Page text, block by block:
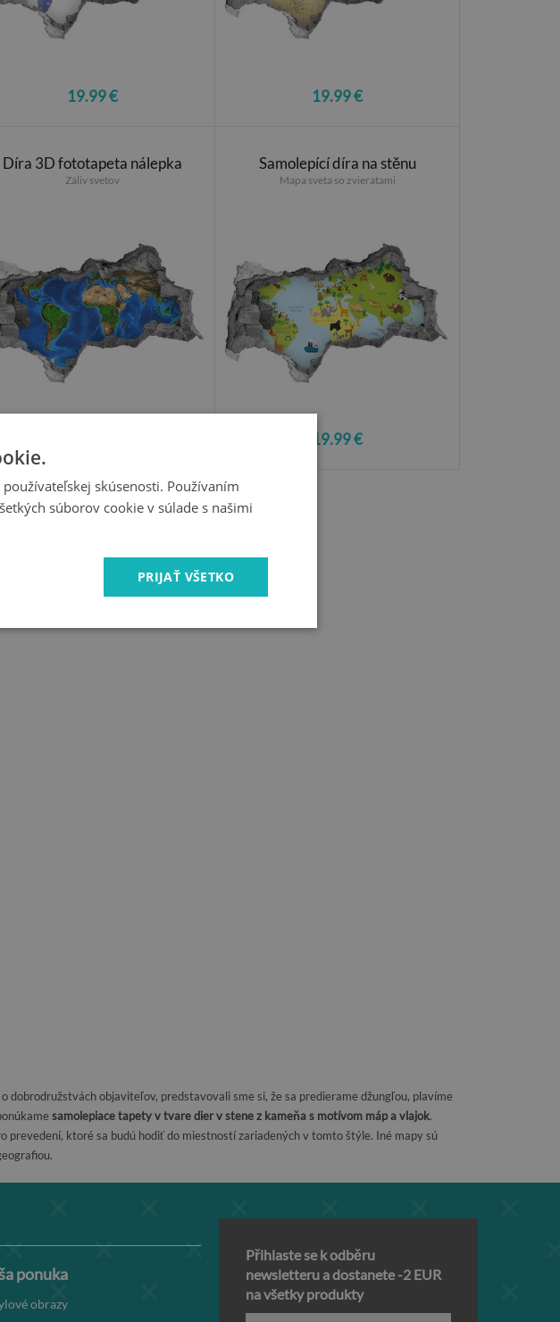
19.99 € 19.99 €
Díra 3D fototapeta nálepka
Záliv svetov
Samolepící díra na stěnu
Mapa sveta so zvieratami
19.99 €
objaviteľov, predstavovali sme si, že sa predierame džungľou, plavíme
samolepiace tapety v tvare dier v stene z kameňa s motívom máp a vlajok.
ktoré sa budú hodiť do miestností zariadených v tomto štýle. Iné mapy sú
ponuka
obrazy
Přihlaste se k odběru
newsletteru a dostanete -2 EUR
na všetky produkty
skúsenosti. Používaním
súborov cookie v súlade s našimi
PRIJAŤ VŠETKO